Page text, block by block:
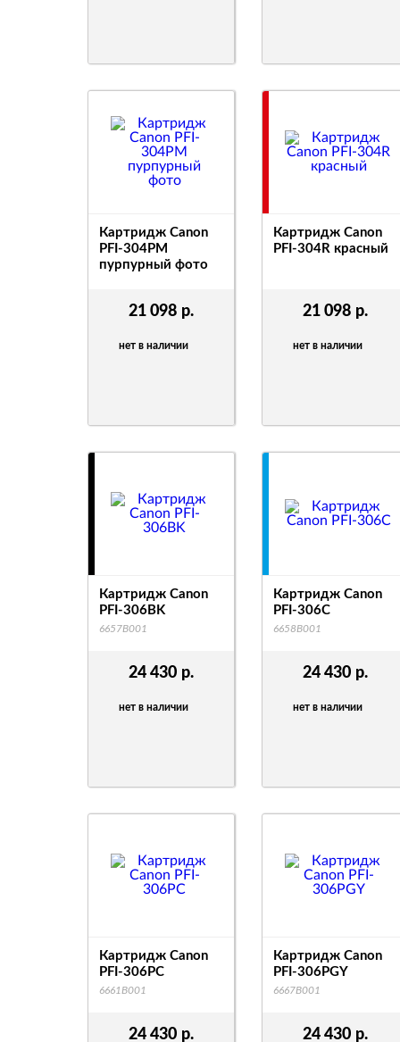
21 098 р.
нет в наличии
Картридж Canon
PFI-304PM
пурпурный фото
21 098 р.
нет в наличии
Картридж Canon
PFI-304R красный
24 430 р.
нет в наличии
Картридж Canon
PFI-306BK
6657B001
24 430 р.
нет в наличии
Картридж Canon
PFI-306C
6658B001
24 430 р.
Картридж Canon
PFI-306PC
6661B001
24 430 р.
Картридж Canon
PFI-306PGY
6667B001